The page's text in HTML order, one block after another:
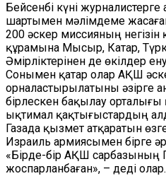
Бейсенбі күні
шартымен мәлімдеме
200 әскер миссияның
құрамына Мысыр, Катар,
Әмірліктерінен де өкілдер
Сонымен қатар олар АҚШ
орналастырылатыны әзірге
бірлескен бақылау
ықтимал қақтығыстардың
Газада қызмет атқаратын өзге
Израиль армиясымен бірге
«Бірде-бір АҚШ сарбазының
жоспарланбаған», – деді олар.